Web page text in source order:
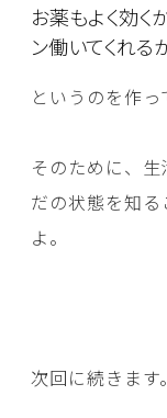
お薬もよく効く
ン働いてくれる
というのを作っ
そのために、
だの状態を知
よ。
次回に続きます。